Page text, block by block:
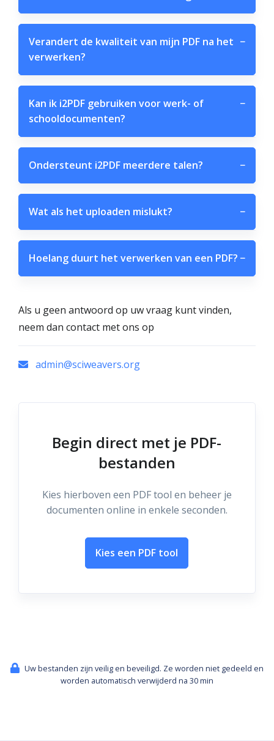
Verandert de kwaliteit van mijn PDF na het
verwerken?
−
Kan ik i2PDF gebruiken voor werk- of
schooldocumenten?
−
Ondersteunt i2PDF meerdere talen? −
Wat als het uploaden mislukt? −
Hoelang duurt het verwerken van een PDF? −
Als u geen antwoord op uw vraag kunt vinden,
neem dan contact met ons op
admin@sciweavers.org
Begin direct met je PDF-
bestanden
Kies hierboven een PDF tool en beheer je
documenten online in enkele seconden.
Kies een PDF tool
Uw bestanden zijn veilig en beveiligd. Ze worden niet gedeeld en
worden automatisch verwijderd na 30 min